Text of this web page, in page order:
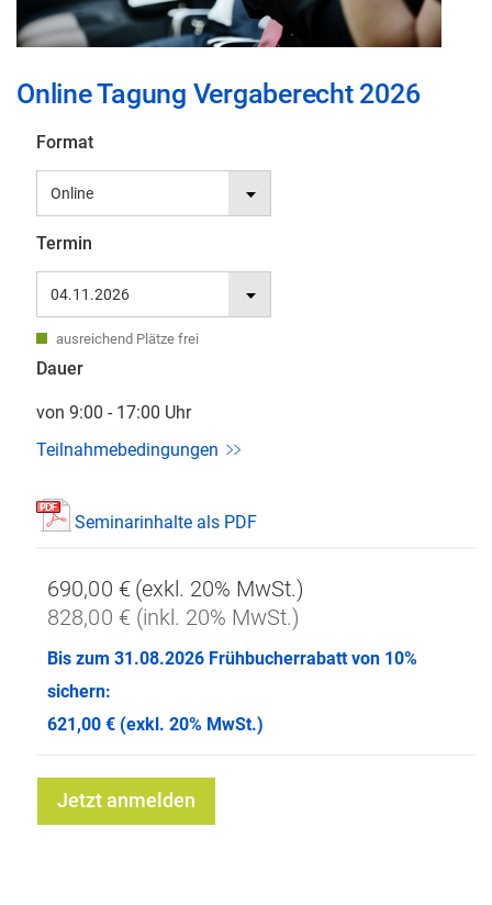
Anfang
springen
Online Tagung Vergaberecht 2026
Format
Termin
Dauer
von 9:00 - 17:00 Uhr
Teilnahmebedingungen
Seminarinhalte als PDF
690,00 €
828,00 €
Bis zum 31.08.2026 Frühbucherrabatt von 10%
sichern:
621,00 € (exkl. 20% MwSt.)
Jetzt anmelden